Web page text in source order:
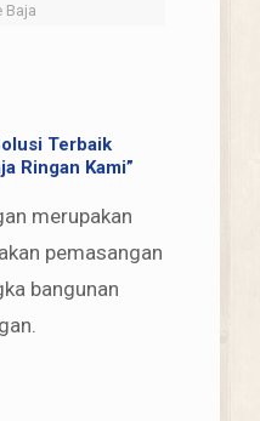
Baja
Terbaik
Ringan Kami”
merupakan
pemasangan
bangunan